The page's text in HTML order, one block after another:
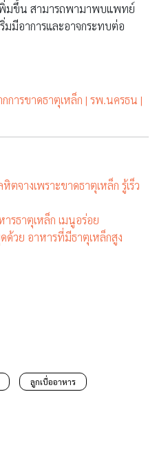
พิ่มขึ้น สามารถพามาพบแพทย์
มมีอาการและอาจกระทบต่อ
การขาดธาตุเหล็ก | รพ.นครธน |
ตจางเพราะขาดธาตุเหล็ก รู้เร็ว
ารธาตุเหล็ก เมนูอร่อย
วย อาหารที่มีธาตุเหล็กสูง
ลูกเบื่ออาหาร